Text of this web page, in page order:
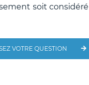
soit considéré
VOTRE QUESTION